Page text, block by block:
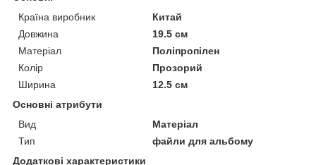
Країна виробник
Китай
Довжина
19.5 см
Матеріал
Поліпропілен
Колір
Прозорий
Ширина
12.5 см
Основні атрибути
Вид
Матеріал
Тип
файли для альбому
Додаткові характеристики